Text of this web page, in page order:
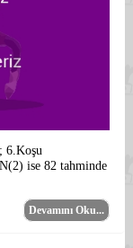
6.Koşu
ise 82 tahminde
Devamını Oku...